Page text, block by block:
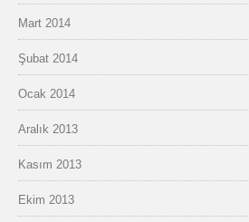
Mart 2014
Şubat 2014
Ocak 2014
Aralık 2013
Kasım 2013
Ekim 2013